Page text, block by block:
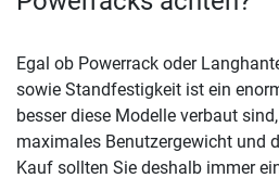
Egal ob Powerrack oder
sowie Standfestigkeit ist ein
besser diese Modelle verbaut
maximales Benutzergewicht und
Kauf sollten Sie deshalb immer